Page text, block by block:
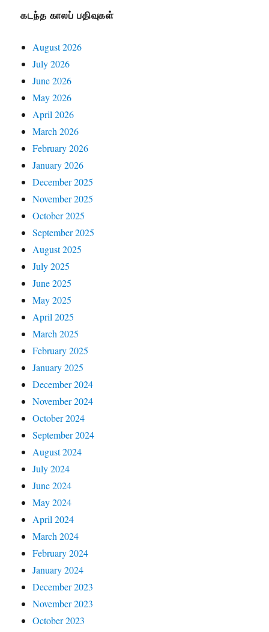
கடந்த காலப் பதிவுகள்
August 2026
July 2026
June 2026
May 2026
April 2026
March 2026
February 2026
January 2026
December 2025
November 2025
October 2025
September 2025
August 2025
July 2025
June 2025
May 2025
April 2025
March 2025
February 2025
January 2025
December 2024
November 2024
October 2024
September 2024
August 2024
July 2024
June 2024
May 2024
April 2024
March 2024
February 2024
January 2024
December 2023
November 2023
October 2023